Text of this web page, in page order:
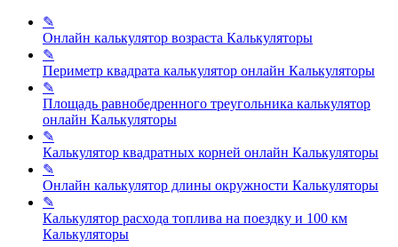
✎
Онлайн калькулятор возраста Калькуляторы
✎
Периметр квадрата калькулятор онлайн Калькуляторы
✎
Площадь равнобедренного треугольника калькулятор
онлайн Калькуляторы
✎
Калькулятор квадратных корней онлайн Калькуляторы
✎
Онлайн калькулятор длины окружности Калькуляторы
✎
Калькулятор расхода топлива на поездку и 100 км
Калькуляторы